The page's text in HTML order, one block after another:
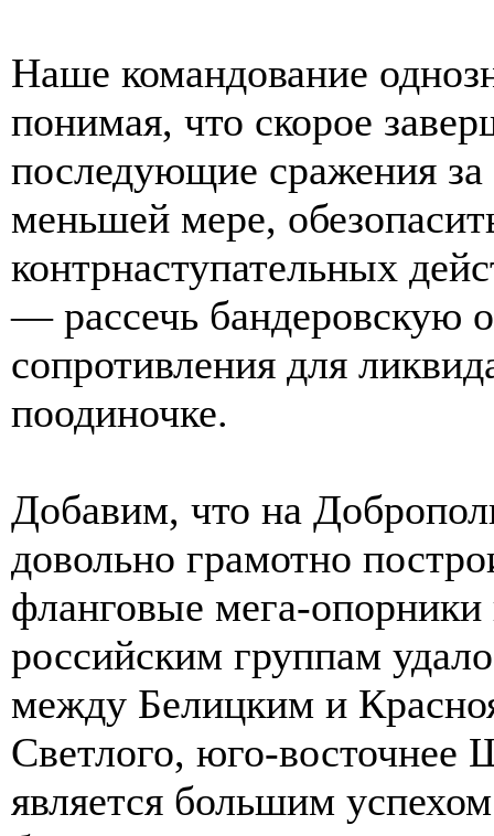
Наше командование
понимая, что скорое
последующие сражения
меньшей мере,
контрнаступательных
— рассечь бандеровскую
сопротивления для
поодиночке.
Добавим, что на
довольно грамотно
фланговые мега-
российским группам
между Белицким и
Светлого, юго-восточнее
является большим